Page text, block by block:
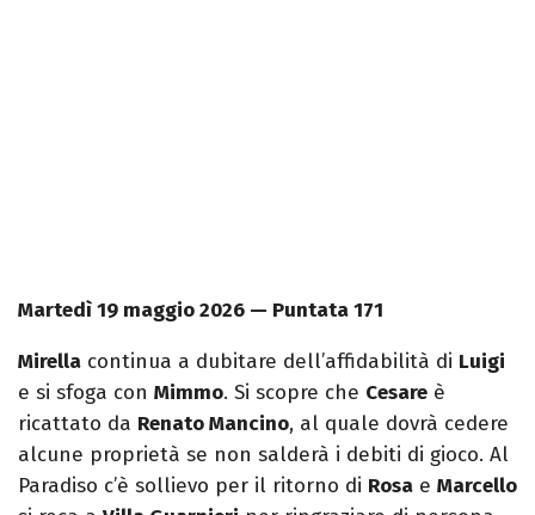
Martedì 19 maggio 2026 — Puntata 171
Mirella continua a dubitare dell’affidabilità di Luigi
e si sfoga con Mimmo. Si scopre che Cesare è
ricattato da Renato Mancino, al quale dovrà cedere
alcune proprietà se non salderà i debiti di gioco. Al
Paradiso c’è sollievo per il ritorno di Rosa e Marcello